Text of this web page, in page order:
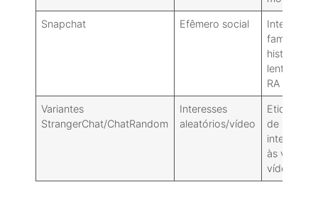
Snapchat Efêmero social
Interface
familiar,
histórias,
lentes de
RA
Variantes
StrangerChat/ChatRandom
Interesses
aleatórios/vídeo
Etiquetas
de
interesse,
às vezes
vídeo